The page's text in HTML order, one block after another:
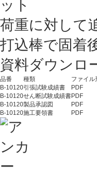
荷重に対して
打込棒で固着
資料ダウンロ
品番 種類 ファイル
B-10120引張試験成績書 PDF
B-10120せん断試験成績書PDF
B-10120製品承認図 PDF
B-10120施工要領書 PDF